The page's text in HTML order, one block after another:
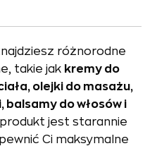
różnorodne
takie jak kremy do
olejki do masażu,
balsamy do włosów i
produkt jest starannie
Ci maksymalne